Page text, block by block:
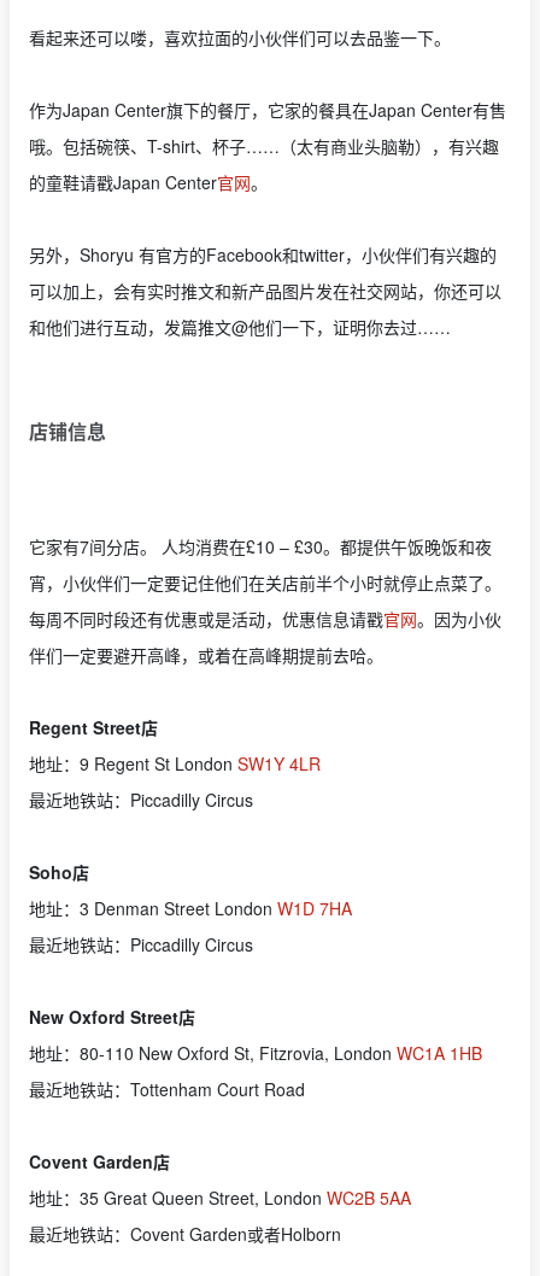
看起来还可以喽，喜欢拉面的小伙伴们可以去品鉴一下。
作为Japan Center旗下的餐厅，它家的餐具在Japan Center有售
哦。包括碗筷、T-shirt、杯子……（太有商业头脑勒），有兴趣
的童鞋请戳Japan Center官网。
另外，Shoryu 有官方的Facebook和twitter，小伙伴们有兴趣的
可以加上，会有实时推文和新产品图片发在社交网站，你还可以
和他们进行互动，发篇推文@他们一下，证明你去过……
店铺信息
它家有7间分店。 人均消费在£10 – £30。都提供午饭晚饭和夜
宵，小伙伴们一定要记住他们在关店前半个小时就停止点菜了。
每周不同时段还有优惠或是活动，优惠信息请戳官网。因为小伙
伴们一定要避开高峰，或着在高峰期提前去哈。
Regent Street店
地址：9 Regent St London SW1Y 4LR
最近地铁站：Piccadilly Circus
Soho店
地址：3 Denman Street London W1D 7HA
最近地铁站：Piccadilly Circus
New Oxford Street店
地址：80-110 New Oxford St, Fitzrovia, London WC1A 1HB
最近地铁站：Tottenham Court Road
Covent Garden店
地址：35 Great Queen Street, London WC2B 5AA
最近地铁站：Covent Garden或者Holborn